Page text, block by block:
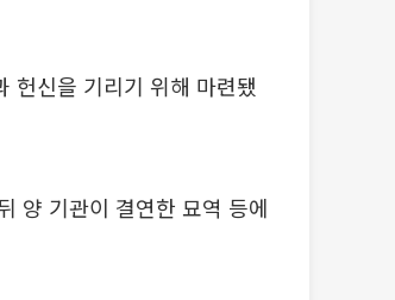
헌신을 기리기 위해 마련됐
양 기관이 결연한 묘역 등에